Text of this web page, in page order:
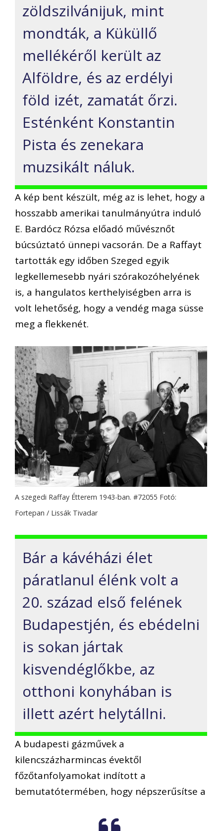
zöldszilvánijuk, mint
mondták, a Küküllő
mellékéről került az
Alföldre, és az erdélyi
föld izét, zamatát őrzi.
Esténként Konstantin
Pista és zenekara
muzsikált náluk.
A kép bent készült, még az is lehet, hogy a
hosszabb amerikai tanulmányútra induló
E. Bardócz Rózsa előadó művésznőt
búcsúztató ünnepi vacsorán. De a Raffayt
tartották egy időben Szeged egyik
legkellemesebb nyári szórakozóhelyének
is, a hangulatos kerthelyiségben arra is
volt lehetőség, hogy a vendég maga süsse
meg a flekkenét.
A szegedi Raffay Étterem 1943-ban. #72055 Fotó:
Fortepan / Lissák Tivadar
Bár a kávéházi élet
páratlanul élénk volt a
20. század első felének
Budapestjén, és ebédelni
is sokan jártak
kisvendéglőkbe, az
otthoni konyhában is
illett azért helytállni.
A budapesti gázművek a
kilencszázharmincas évektől
főzőtanfolyamokat indított a
bemutatótermében, hogy népszerűsítse a